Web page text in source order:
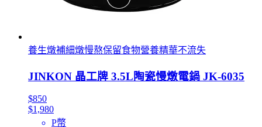
養生燉補細燉慢熬保留食物營養精華不流失
JINKON 晶工牌 3.5L陶瓷慢燉電鍋 JK-6035
$850
$1,980
P幣